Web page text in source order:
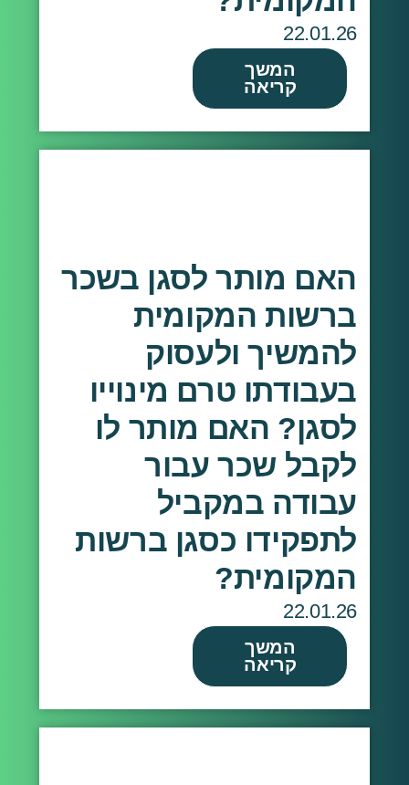
22.01.26
המשך
קריאה
האם מותר לסגן בשכר
ברשות המקומית
להמשיך ולעסוק
בעבודתו טרם מינוייו
לסגן? האם מותר לו
לקבל שכר עבור
עבודה במקביל
לתפקידו כסגן ברשות
המקומית?
22.01.26
המשך
קריאה